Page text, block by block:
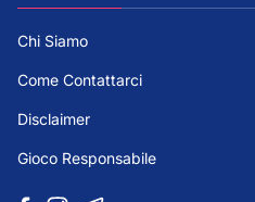
Chi Siamo
Come Contattarci
Disclaimer
Gioco Responsabile